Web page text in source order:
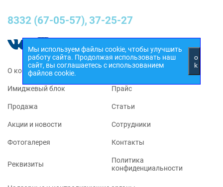
Мы используем файлы cookie, чтобы улучшить
работу сайта. Продолжая использовать наш
сайт, вы соглашаетесь с использованием
файлов cookie.
o
k
8332 (67-05-57), 37-25-27
O компании Косметология
Имиджевый блок Прайс
Продажа Статьи
Акции и новости Сотрудники
Фотогалерея Контакты
Реквизиты
Политика
конфиденциальности